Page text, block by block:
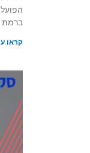
ברמת
קראו